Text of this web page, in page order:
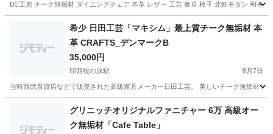
BC工房 チーク無垢材 ダイニングチェア 本革 レザー 工芸 食卓 椅子 北欧モダン 和モ
印西牧の原駅 椅子 本革
希少 日田工芸「マキシム」最上質チーク無垢材 本
革 CRAFTS_デンマークB
35,000円
印西牧の原駅 8月7日
当時西武百貨店などで販売された高級家具メーカー日田工芸。 美しいチーク無垢材
印西牧の原駅 椅子
グリニッチオリジナルファニチャー 6万 高級オー
ク無垢材「Cafe Table」